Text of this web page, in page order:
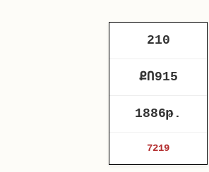
210
ՔՈ915
1886թ.
7219